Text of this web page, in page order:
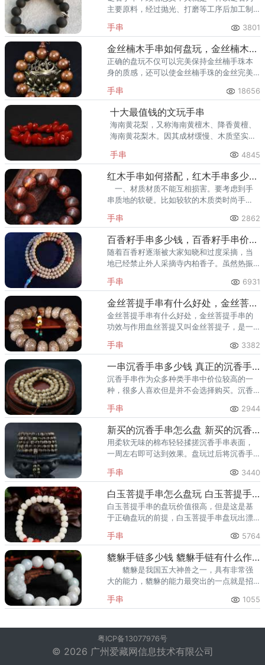
主要原料，经过抛光、打磨等工序后加工制
手串 3801
金丝楠木手串如何盘玩，金丝楠木手串盘玩方法
正确的盘玩不仅可以完美保持金丝楠手珠本
身的质感，还可以使金丝楠手珠的金丝完美
珀荧光及包浆的色泽美感。
手串 18656
十大最值钱的文玩手串
海南黄花梨，又称海南黄檀木、降香黄檀、
海南黄花梨木。因其成材缓慢、木质坚实、
国家一级保护植物。
手串 4845
红木手串如何搭配，红木手串多少颗有讲究
一、材质材质不能互相损害。要考虑到手
串质地的软硬。比如较软的木质类时尚手
混串在一起，以免造成时尚手串的严熏磨损
或者挤压变形。
手串 2862
百香籽手串多少钱，百香籽手串价格与图片
随着百香籽逐渐被大家知晓和过度采摘，当
地已经禁止外人采摘寺内柏香子。虽然热振
手串 6931
金丝菩提手串有什么好处，金丝菩提手串的功效与作用
金丝菩提手串有什么好处，金丝菩提手串的
功效与作用血丝菩提又叫金丝菩提子，是一
有一条条红色和线纹，故命名为金丝菩提，
独具特色和韵味。
手串 3382
一串沉香手串多少钱 真正的沉香手串多少钱
沉香手串作为众多种类手串中价位较高的一
种，很多人喜欢但是并不会选择购买。沉香
人们对沉香手串热捧的原因以外，沉香自身
的独特价值更是持续高涨。
手串 2944
新买的沉香手串怎么盘 新买的沉香手串可以马上佩戴吗
用柔软无味的棉布轻轻揉搓沉香手串表面，
一周左右即可达到效果。盘玩过后将沉香手
化。
手串 3440
白玉菩提手串怎么盘玩 白玉菩提手串盘玩方法是什么
白玉菩提手串的盘玩价值很高，但是这是基
于正确盘玩的前提，白玉菩提手串盘玩出漂
步骤进行盘玩，所以学会白玉菩提手串正确
盘玩步骤很重要。
手串 5764
貔貅手链多少钱 貔貅手链有什么作用
貔貅是我国五大神兽之一，具有非常强
大的能力，貔貅的能力最突出的一点就是招
称作是招财神兽，除此之外还具有辟邪挡
手串 1055
粤ICP备13077976号
© 2026 广州爱藏网信息技术有限公司